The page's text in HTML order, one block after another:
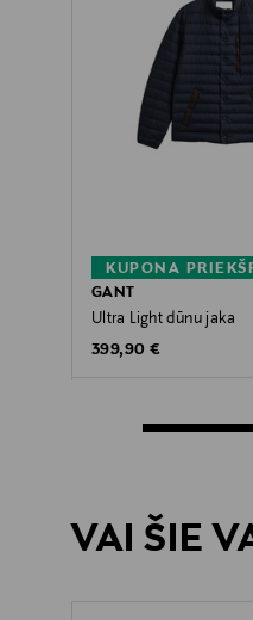
KUPONA
GANT
Ultra Light dūnu jaka
Original Price
399,90 €
VAI ŠIE